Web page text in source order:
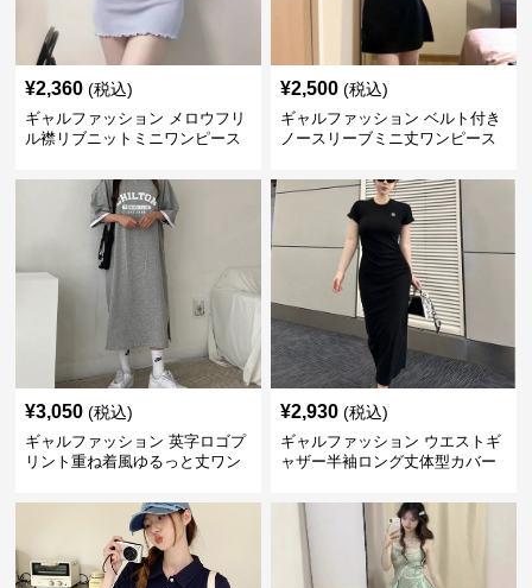
¥2,360 (税込)
ギャルファッション メロウフリ
ル襟リブニットミニワンピース
¥2,500 (税込)
ギャルファッション ベルト付き
ノースリーブミニ丈ワンピース
¥3,050 (税込)
ギャルファッション 英字ロゴプ
リント重ね着風ゆるっと丈ワン
¥2,930 (税込)
ギャルファッション ウエストギ
ャザー半袖ロング丈体型カバー